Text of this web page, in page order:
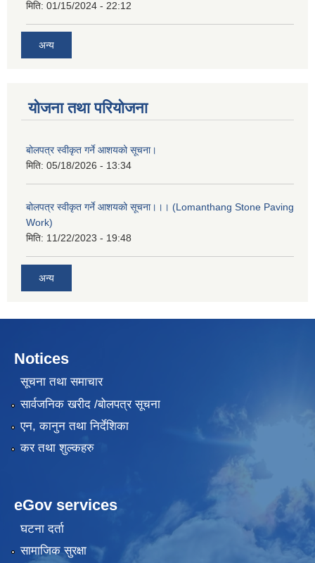
मिति: 01/15/2024 - 22:12
अन्य
योजना तथा परियोजना
बोलपत्र स्वीकृत गर्ने आशयको सूचना।
मिति: 05/18/2026 - 13:34
बोलपत्र स्वीकृत गर्ने आशयको सूचना।।। (Lomanthang Stone Paving
Work)
मिति: 11/22/2023 - 19:48
अन्य
Notices
सूचना तथा समाचार
सार्वजनिक खरीद /बोलपत्र सूचना
एन, कानुन तथा निर्देशिका
कर तथा शुल्कहरु
eGov services
घटना दर्ता
सामाजिक सुरक्षा